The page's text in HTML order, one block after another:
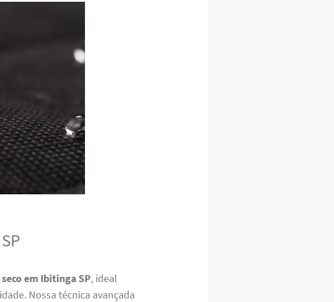
em Ibitinga SP, ideal
Nossa técnica avançada